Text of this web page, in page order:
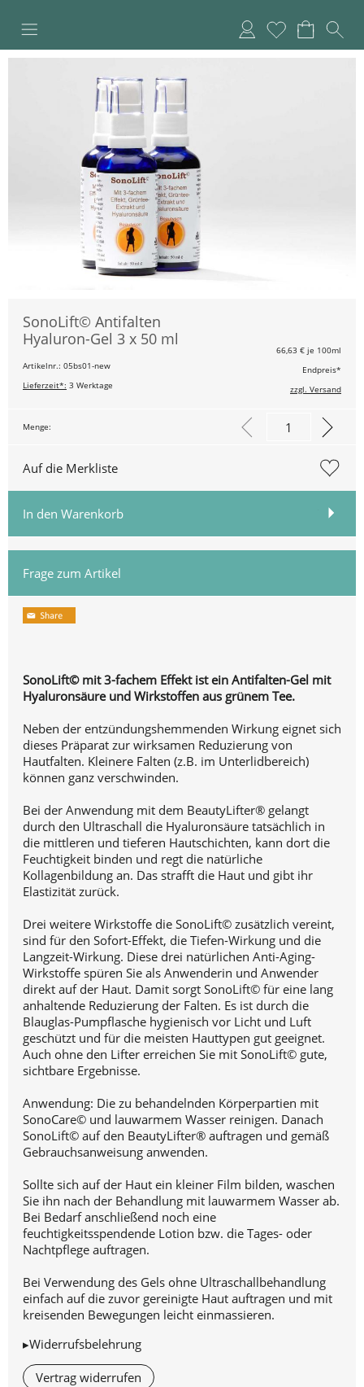
AnmeldenMerkliste
SonoLift© Antifalten
Hyaluron-Gel 3 x 50 ml
Artikelnr.: 05bs01-new
Lieferzeit*: 3 Werktage
66,63 € je 100ml
Endpreis*
zzgl. Versand
Menge:
Auf die Merkliste
In den Warenkorb
Frage zum Artikel
SonoLift© mit 3-fachem Effekt ist ein Antifalten-Gel mit
Hyaluronsäure und Wirkstoffen aus grünem Tee.
Neben der entzündungshemmenden Wirkung eignet sich
dieses Präparat zur wirksamen Reduzierung von
Hautfalten. Kleinere Falten (z.B. im Unterlidbereich)
können ganz verschwinden.
Bei der Anwendung mit dem BeautyLifter® gelangt
durch den Ultraschall die Hyaluronsäure tatsächlich in
die mittleren und tieferen Hautschichten, kann dort die
Feuchtigkeit binden und regt die natürliche
Kollagenbildung an. Das strafft die Haut und gibt ihr
Elastizität zurück.
Drei weitere Wirkstoffe die SonoLift© zusätzlich vereint,
sind für den Sofort-Effekt, die Tiefen-Wirkung und die
Langzeit-Wirkung. Diese drei natürlichen Anti-Aging-
Wirkstoffe spüren Sie als Anwenderin und Anwender
direkt auf der Haut. Damit sorgt SonoLift© für eine lang
anhaltende Reduzierung der Falten. Es ist durch die
Blauglas-Pumpflasche hygienisch vor Licht und Luft
geschützt und für die meisten Hauttypen gut geeignet.
Auch ohne den Lifter erreichen Sie mit SonoLift© gute,
sichtbare Ergebnisse.
Anwendung: Die zu behandelnden Körperpartien mit
SonoCare© und lauwarmem Wasser reinigen. Danach
SonoLift© auf den BeautyLifter® auftragen und gemäß
Gebrauchsanweisung anwenden.
Sollte sich auf der Haut ein kleiner Film bilden, waschen
Sie ihn nach der Behandlung mit lauwarmem Wasser ab.
Bei Bedarf anschließend noch eine
feuchtigkeitsspendende Lotion bzw. die Tages- oder
Nachtpflege auftragen.
Bei Verwendung des Gels ohne Ultraschallbehandlung
einfach auf die zuvor gereinigte Haut auftragen und mit
kreisenden Bewegungen leicht einmassieren.
▸Widerrufsbelehrung
Vertrag widerrufen